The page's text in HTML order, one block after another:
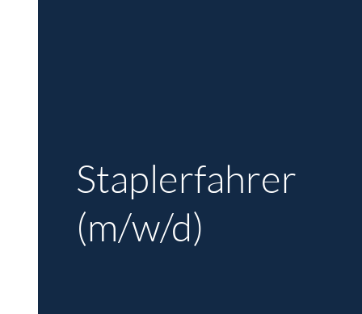
Staplerfahrer
(m/w/d)